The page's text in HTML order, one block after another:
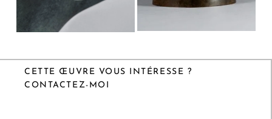
CETTE ŒUVRE VOUS INTÉRESSE ?
CONTACTEZ-MOI